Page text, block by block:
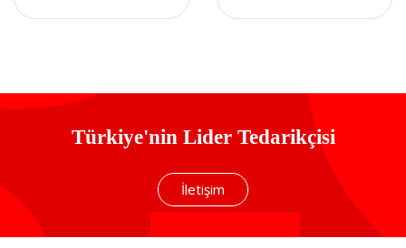
Türkiye'nin Lider Tedarikçisi
İletişim